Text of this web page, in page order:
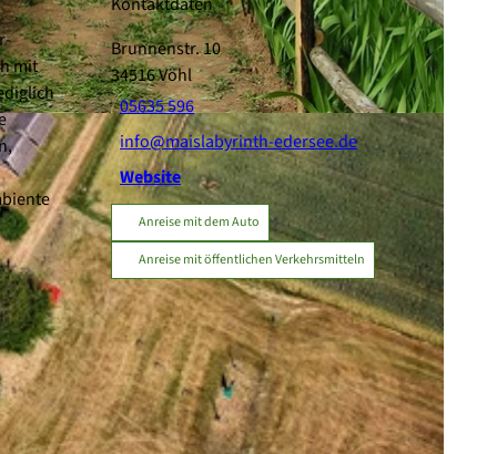
mit
Brunnenstr. 10
34516Vöhl
05635 596
info@maislabyrinth-edersee.de
Website
Anreise mit dem Auto
Anreise mit öffentlichen Verkehrsmitteln